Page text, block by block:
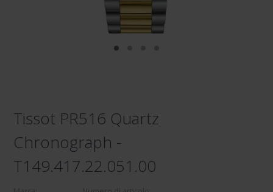
Tissot PR516 Quartz
Chronograph -
T149.417.22.051.00